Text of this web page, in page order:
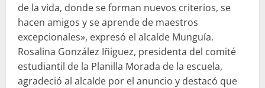
de la vida, donde se forman nuevos criterios, se
hacen amigos y se aprende de maestros
excepcionales», expresó el alcalde Munguía.
Rosalina González Iñiguez, presidenta del comité
estudiantil de la Planilla Morada de la escuela,
agradeció al alcalde por el anuncio y destacó que